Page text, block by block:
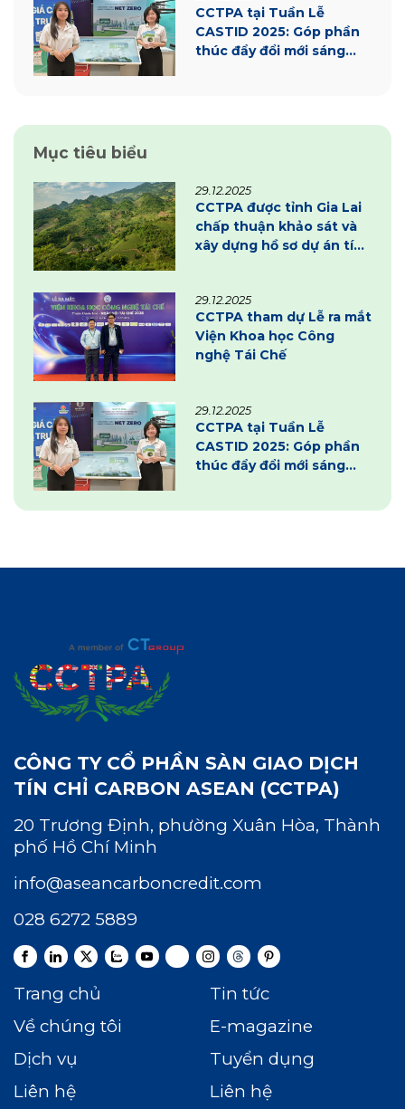
CCTPA tại Tuần Lễ
CASTID 2025: Góp phần
thúc đẩy đổi mới sáng
Mục tiêu biểu
29.12.2025
CCTPA được tỉnh Gia Lai
chấp thuận khảo sát và
xây dựng hồ sơ dự án tín
29.12.2025
CCTPA tham dự Lễ ra mắt
Viện Khoa học Công
nghệ Tái Chế
29.12.2025
CCTPA tại Tuần Lễ
CASTID 2025: Góp phần
thúc đẩy đổi mới sáng
CÔNG TY CỔ PHẦN SÀN GIAO DỊCH
TÍN CHỈ CARBON ASEAN (CCTPA)
20 Trương Định, phường Xuân Hòa, Thành
phố Hồ Chí Minh
info@aseancarboncredit.com
028 6272 5889
Trang chủ
Về chúng tôi
Dịch vụ
Liên hệ
Tin tức
E-magazine
Tuyển dụng
Liên hệ